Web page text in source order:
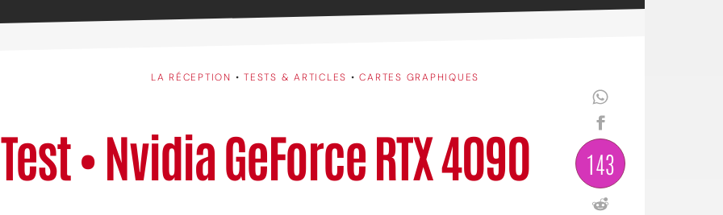
LA RÉCEPTION •TESTS & ARTICLES •CARTES GRAPHIQUES
Test • Nvidia GeForce RTX 4090 143